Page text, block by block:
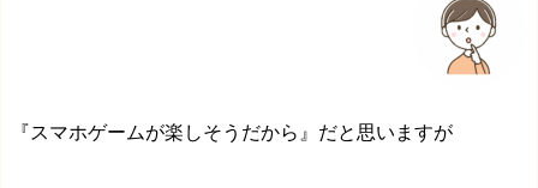
『スマホゲームが楽しそうだから』だと思いますが